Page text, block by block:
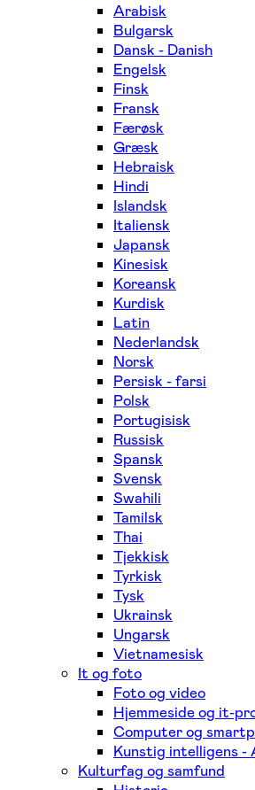
Arabisk
Bulgarsk
Dansk - Danish
Engelsk
Finsk
Fransk
Færøsk
Græsk
Hebraisk
Hindi
Islandsk
Italiensk
Japansk
Kinesisk
Koreansk
Kurdisk
Latin
Nederlandsk
Norsk
Persisk - farsi
Polsk
Portugisisk
Russisk
Spansk
Svensk
Swahili
Tamilsk
Thai
Tjekkisk
Tyrkisk
Tysk
Ukrainsk
Ungarsk
Vietnamesisk
It og foto
Foto og video
Hjemmeside og it-
Computer og
Kunstig intelligens -
Kulturfag og samfund